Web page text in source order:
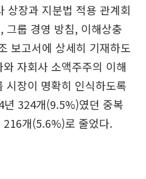
상장과 지분법 적용 관계회
그룹 경영 방침, 이해상충
보고서에 상세히 기재하도
자회사 소액주주의 이해
시장이 명확히 인식하도록
324개(9.5%)였던 중복
216개(5.6%)로 줄었다.